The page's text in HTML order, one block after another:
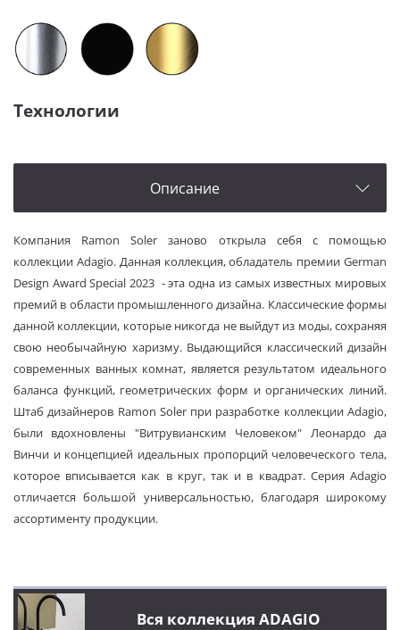
Технологии
Вся коллекция ADAGIO
Описание
Компания Ramon Soler заново открыла себя с помощью
коллекции Adagio. Данная коллекция, обладатель премии German
Design Award Special 2023 - эта одна из самых известных мировых
премий в области промышленного дизайна. Классические формы
данной коллекции, которые никогда не выйдут из моды, сохраняя
свою необычайную харизму. Выдающийся классический дизайн
современных ванных комнат, является результатом идеального
баланса функций, геометрических форм и органических линий.
Штаб дизайнеров Ramon Soler при разработке коллекции Adagio,
были вдохновлены "Витрувианским Человеком" Леонардо да
Винчи и концепцией идеальных пропорций человеческого тела,
которое вписывается как в круг, так и в квадрат. Серия Adagio
отличается большой универсальностью, благодаря широкому
ассортименту продукции.